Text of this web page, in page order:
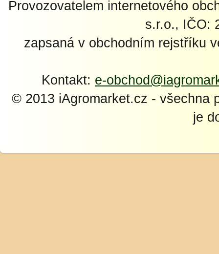
Provozovatelem internetového
s.r.o., IČO:
zapsaná v obchodním rejstříku
Kontakt: e-
© 2013 iAgromarket.cz - všechna
je